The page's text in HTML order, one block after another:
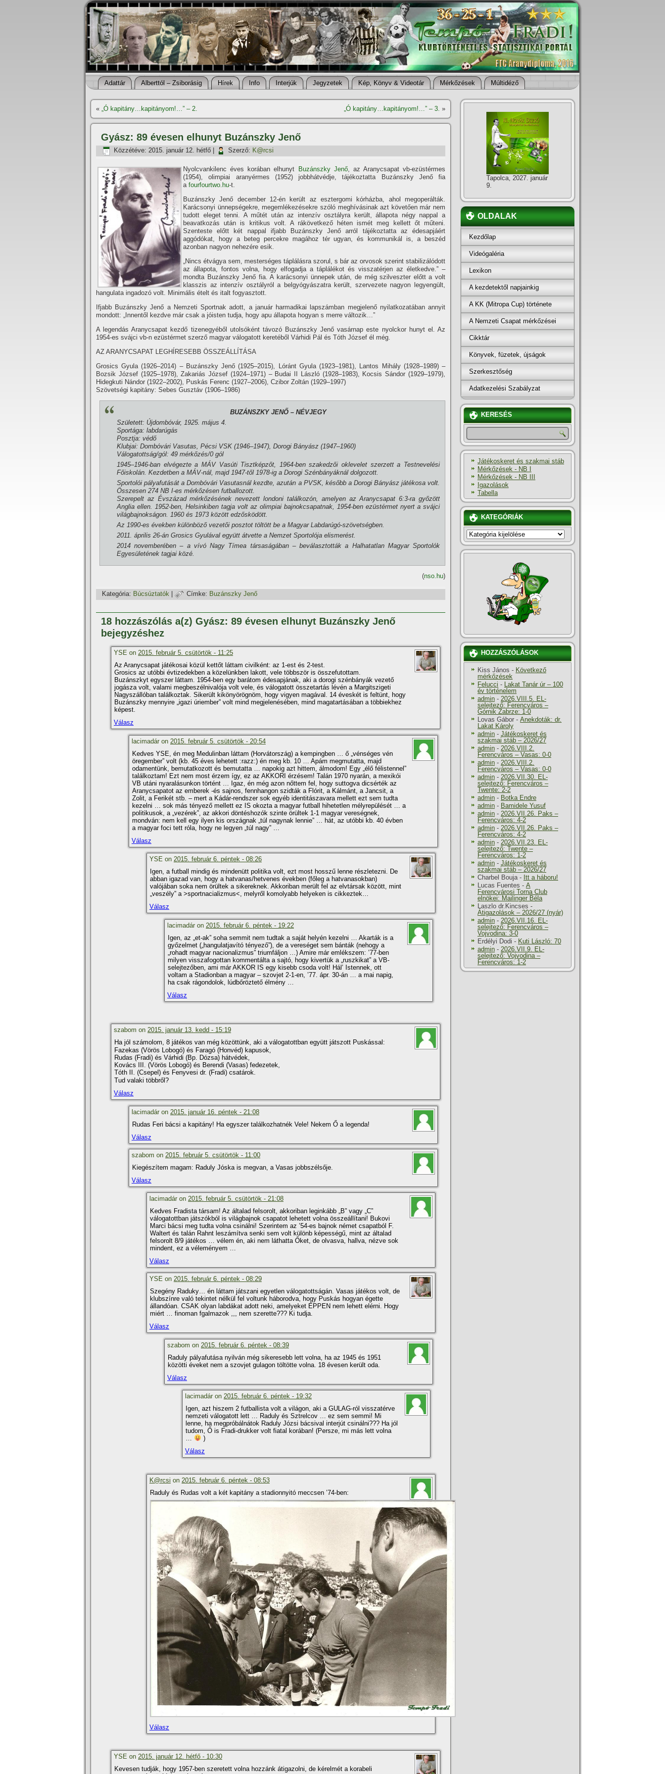
Adattár Alberttól – Zsiborásig Hí­rek Info Interjúk Jegyzetek Kép, Könyv & Videotár Mérkőzések Múltidéző
« „Ó kapitány…kapitányom!…” – 2. „Ó kapitány…kapitányom!…” – 3. »
Gyász: 89 évesen elhunyt Buzánszky Jenő
Közzétéve: 2015. január 12. hétfő Szerző: K@rcsi
Nyolcvankilenc éves korában elhunyt Buzánszky Jenő, az Aranycsapat vb-ezüstérmes
(1954), olimpiai aranyérmes (1952) jobbhátvédje, tájékoztatta Buzánszky Jenő fia
a fourfourtwo.hu-t.
Buzánszky Jenő december 12-én került az esztergomi kórházba, ahol megoperálták.
Karácsonyi ünnepségekre, megemlékezésekre szóló meghí­vásinak azt követően már nem
tudott eleget tenni. A műtét után az intenzí­v osztályra került, állapota négy nappal a
beavatkozás után is kritikus volt. A rákövetkező héten ismét meg kellett őt műteni.
Szenteste előtt két nappal ifjabb Buzánszky Jenő arról tájékoztatta az édesapjáért
aggódókat, hogy a beteg percekre magához tér ugyan, és kommunikál is, a beszéd
azonban nagyon nehezére esik.
„Nincs étvágya sem, mesterséges táplálásra szorul, s bár az orvosok szerint stabilizálódott
az állapota, fontos volna, hogy elfogadja a táplálékot és visszatérjen az életkedve.” –
mondta Buzánszky Jenő fia. A karácsonyi ünnepek után, de még szilveszter előtt a volt
klasszis az intenzí­v osztályról a belgyógyászatra került, szervezete nagyon legyengült,
hangulata ingadozó volt. Minimális ételt és italt fogyasztott.
Ifjabb Buzánszky Jenő a Nemzeti Sportnak adott, a január harmadikai lapszámban megjelenő nyilatkozatában annyit
mondott: „Innentől kezdve már csak a jóisten tudja, hogy apu állapota hogyan s merre változik…”
A legendás Aranycsapat kezdő tizenegyéből utolsóként távozó Buzánszky Jenő vasárnap este nyolckor hunyt el. Az
1954-es svájci vb-n ezüstérmet szerző magyar válogatott keretéből Várhidi Pál és Tóth József él még.
AZ ARANYCSAPAT LEGHÍRESEBB ÖSSZEÁLLÍTÁSA
Grosics Gyula (1926–2014) – Buzánszky Jenő (1925–2015), Lóránt Gyula (1923–1981), Lantos Mihály (1928–1989) –
Bozsik József (1925–1978), Zakariás József (1924–1971) – Budai II László (1928–1983), Kocsis Sándor (1929–1979),
Hidegkuti Nándor (1922–2002), Puskás Ferenc (1927–2006), Czibor Zoltán (1929–1997)
Szövetségi kapitány: Sebes Gusztáv (1906–1986)
BUZÁNSZKY JENŐ – NÉVJEGY
Született: Újdombóvár, 1925. május 4.
Sportága: labdarúgás
Posztja: védő
Klubjai: Dombóvári Vasutas, Pécsi VSK (1946–1947), Dorogi Bányász (1947–1960)
Válogatottság/gól: 49 mérkőzés/0 gól
1945–1946-ban elvégezte a MÁV Vasúti Tisztképzőt, 1964-ben szakedzői oklevelet szerzett a Testnevelési
Főiskolán. Kezdetben a MÁV-nál, majd 1947-től 1978-ig a Dorogi Szénbányáknál dolgozott.
Sportolói pályafutását a Dombóvári Vasutasnál kezdte, azután a PVSK, később a Dorogi Bányász játékosa volt.
Összesen 274 NB I-es mérkőzésen futballozott.
Szerepelt az Évszázad mérkőzésének nevezett londoni találkozón, amelyen az Aranycsapat 6:3-ra győzött
Anglia ellen. 1952-ben, Helsinkiben tagja volt az olimpiai bajnokcsapatnak, 1954-ben ezüstérmet nyert a svájci
világbajnokságon. 1960 és 1973 között edzősködött.
Az 1990-es években különböző vezetői posztot töltött be a Magyar Labdarúgó-szövetségben.
2011. április 26-án Grosics Gyulával együtt átvette a Nemzet Sportolója elismerést.
2014 novemberében – a ví­vó Nagy Tí­mea társaságában – beválasztották a Halhatatlan Magyar Sportolók
Egyesületének tagjai közé.
(nso.hu)
Kategória: Búcsúztatók Címke: Buzánszky Jenő
18 hozzászólás a(z) Gyász: 89 évesen elhunyt Buzánszky Jenő
bejegyzéshez
YSE on 2015. február 5. csütörtök - 11:25
Az Aranycsapat játékosai közül kettőt láttam civilként: az 1-est és 2-test.
Grosics az utóbbi évtizedekben a közelünkben lakott, vele többször is összefutottam.
Buzánszkyt egyszer láttam. 1954-ben egy barátom édesapjának, aki a dorogi szénbányák vezető
jogásza volt, valami megbeszélnivalója volt vele, és válogatott összetartás lévén a Margitszigeti
Nagyszállóban találkoztak. Sikerült kikönyörögnöm, hogy vigyen magával. 14 éveskét is feltünt, hogy
Buzánszky mennyire „igazi úriember” volt mind megjelenésében, mind magatartásában a többiekhez
képest.
Válasz
lacimadár on 2015. február 5. csütörtök - 20:54
Kedves YSE, én meg Medulinban láttam (Horvátország) a kempingben … ő „vénséges vén
öregember” volt (kb. 45 éves lehetett :razz:) én meg kb. 10 … Apám megmutatta, majd
odamentünk, bemutatkozott és bemutatta … napokig azt hittem, álmodom! Egy „élő félistennel”
találkoztam! Ezt nem most érzem í­gy, ez az AKKORI érzésem! Talán 1970 nyarán, a mexikói
VB utáni nyaralásunkon történt … Igaz, én még azon nőttem fel, hogy suttogva dicsérték az
Aranycsapatot az emberek -és sajnos, fennhangon szidták a Flórit, a Kálmánt, a Jancsit, a
Zolit, a Ferikét stb. – mert a Kádár-rendszer sok egyéb identitászavara mellett ezt sem tudta
kezelni … sok más tényező mellett ez IS okozta a magyar futball hihetetlen mélyrepülését … a
politikusok, a „vezérek”, az akkori döntéshozók szinte örültek 1-1 magyar vereségnek,
mondván: nem kell egy ilyen kis országnak „túl nagynak lennie” … hát, az utóbbi kb. 40 évben
a magyar foci tett róla, hogy ne legyen „túl nagy” …
Válasz
YSE on 2015. február 6. péntek - 08:26
Igen, a futball mindig és mindenütt politika volt, ezt most hosszű lenne részletezni. De
abban igazad van, hogy a hatvanas/hetvenes években (főleg a hatvanasokban)
valójában soka nem örültek a sikereknek. Akkoriban merült fel az elvtársak között, mint
„veszély” a >sportnacializmus<, melyről komolyabb helyeken is cikkeztek…
Válasz
lacimadár on 2015. február 6. péntek - 19:22
Igen, az „et-ak” soha semmit nem tudtak a saját helyén kezelni … Akarták is a
győzelmet („hangulatjaví­tó tényező”), de a vereséget sem bánták (nehogy a
„rohadt magyar nacionalizmus” triumfáljon …) Amire már emlékszem: ’77-ben
milyen visszafogottan kommentálta a sajtó, hogy kivertük a „ruszkikat” a VB-
selejtezőben, ami már AKKOR IS egy kisebb csoda volt! Hál’ Istennek, ott
voltam a Stadionban a magyar – szovjet 2-1-en, ’77. ápr. 30-án … a mai napig,
ha csak rágondolok, lúdbőröztető élmény …
Válasz
szabom on 2015. január 13. kedd - 15:19
Ha jól számolom, 8 játékos van még közöttünk, aki a válogatottban együtt játszott Puskással:
Fazekas (Vörös Lobogó) és Faragó (Honvéd) kapusok,
Rudas (Fradi) és Várhidi (Bp. Dózsa) hátvédek,
Kovács III. (Vörös Lobogó) és Berendi (Vasas) fedezetek,
Tóth II. (Csepel) és Fenyvesi dr. (Fradi) csatárok.
Tud valaki többről?
Válasz
lacimadár on 2015. január 16. péntek - 21:08
Rudas Feri bácsi a kapitány! Ha egyszer találkozhatnék Vele! Nekem Ő a legenda!
Válasz
szabom on 2015. február 5. csütörtök - 11:00
Kiegészí­tem magam: Raduly Jóska is megvan, a Vasas jobbszélsője.
Válasz
lacimadár on 2015. február 5. csütörtök - 21:08
Kedves Fradista társam! Az általad felsorolt, akkoriban leginkább „B” vagy „C”
válogatottban játszókból is világbajnok csapatot lehetett volna összeállí­tani! Bukovi
Marci bácsi meg tudta volna csinálni! Szerintem az ’54-es bajnok német csapatból F.
Waltert és talán Rahnt leszámí­tva senki sem volt különb képességű, mint az általad
felsorolt 8/9 játékos … vélem én, aki nem láthatta Őket, de olvasva, hallva, nézve sok
mindent, ez a véleményem …
Válasz
YSE on 2015. február 6. péntek - 08:29
Szegény Raduky… én láttam játszani egyetlen válogatottságán. Vasas játékos volt, de
klubszí­nre való tekintet nélkül fel voltunk háborodva, hogy Puskás hogyan égette
állandóan. CSAK olyan labdákat adott neki, amelyeket ÉPPEN nem lehett elérni. Hogy
miért … finoman fgalmazok ,,, nem szerette??? Ki tudja.
Válasz
szabom on 2015. február 6. péntek - 08:39
Raduly pályafutása nyilván még sikeresebb lett volna, ha az 1945 és 1951
közötti éveket nem a szovjet gulagon töltötte volna. 18 évesen került oda.
Válasz
lacimadár on 2015. február 6. péntek - 19:32
Igen, azt hiszem 2 futballista volt a világon, aki a GULAG-ról visszatérve
nemzeti válogatott lett … Raduly és Sztrelcov … ez sem semmi! Mi
lenne, ha megpróbálnátok Raduly Józsi bácsival interjút csinálni??? Ha jól
tudom, Ő is Fradi-drukker volt fiatal korában! (Persze, mi más lett volna
…
)
Válasz
K@rcsi on 2015. február 6. péntek - 08:53
Raduly és Rudas volt a két kapitány a stadionnyitó meccsen ’74-ben:
Válasz
YSE on 2015. január 12. hétfő - 10:30
Kevesen tudják, hogy 1957-ben szeretett volna hozzánk átigazolni, de kérelmét a korabeli
Tapolca, 2027. január
9.
OLDALAK
Kezdőlap
Videógaléria
Lexikon
A kezdetektől napjainkig
A KK (Mitropa Cup) története
A Nemzeti Csapat mérkőzései
Cikktár
Könyvek, füzetek, újságok
Szerkesztőség
Adatkezelési Szabályzat
KERESÉS
Játékoskeret és szakmai stáb
Mérkőzések - NB I
Mérkőzések - NB III
Igazolások
Tabella
KATEGÓRIÁK
KATEGÓRIÁK
HOZZÁSZÓLÁSOK
Kiss János - Következő
mérkőzések
Felucci - Lakat Tanár úr – 100
év történelem
admin - 2026.VIII.5. EL-
selejtező: Ferencváros –
Górnik Zabrze: 1-0
Lovas Gábor - Anekdoták: dr.
Lakat Károly
admin - Játékoskeret és
szakmai stáb – 2026/27
admin - 2026.VIII.2.
Ferencváros – Vasas: 0-0
admin - 2026.VIII.2.
Ferencváros – Vasas: 0-0
admin - 2026.VII.30. EL-
selejtező: Ferencváros –
Twente: 2-2
admin - Botka Endre
admin - Bamidele Yusuf
admin - 2026.VII.26. Paks –
Ferencváros: 4-2
admin - 2026.VII.26. Paks –
Ferencváros: 4-2
admin - 2026.VII.23. EL-
selejtező: Twente –
Ferencváros: 1-2
admin - Játékoskeret és
szakmai stáb – 2026/27
Charbel Bouja- Itt a háboru!
Lucas Fuentes - A
Ferencvárosi Torna Club
elnökei: Mailinger Béla
Laszlo dr.Kincses -
Átigazolások – 2026/27 (nyár)
admin - 2026.VII.16. EL-
selejtező: Ferencváros –
Vojvodina: 3-0
Erdélyi Dodi - Kuti László: 70
admin - 2026.VII.9. EL-
selejtező: Vojvodina –
Ferencváros: 1-2